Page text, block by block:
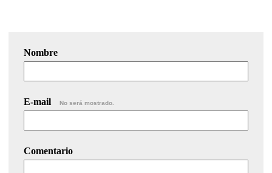
Nombre
E-mail No será mostrado.
Comentario